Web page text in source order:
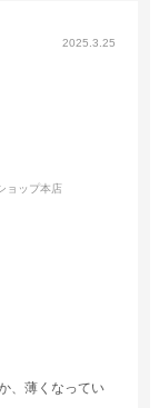
2025.3.25
ョップ本店
、薄くなってい